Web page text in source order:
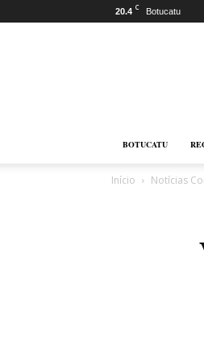
20.4 C Botucatu
BOTUCATU
Início Notícias